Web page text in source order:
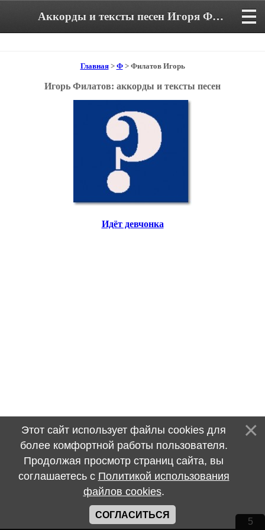
Аккорды и тексты песен Игоря Филатова
Главная> Ф> Филатов Игорь
Игорь Филатов: аккорды и тексты песен
Идёт девчонка
Этот сайт использует файлы cookies для
более комфортной работы пользователя.
Продолжая просмотр страниц сайта, вы
соглашаетесь с Политикой использования
файлов cookies.
СОГЛАСИТЬСЯ
5